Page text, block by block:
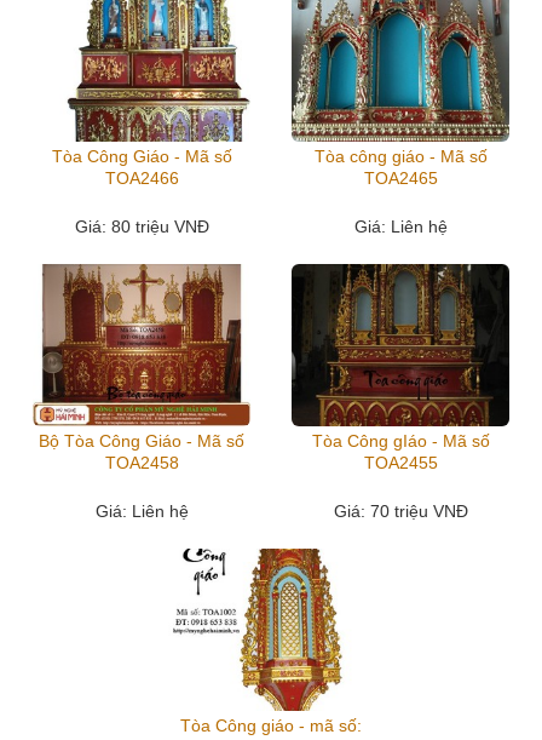
Tòa Công Giáo - Mã số
TOA2466
Giá: 80 triệu VNĐ
Tòa công giáo - Mã số
TOA2465
Giá: Liên hệ
Bộ Tòa Công Giáo - Mã số
TOA2458
Giá: Liên hệ
Tòa Công gIáo - Mã số
TOA2455
Giá: 70 triệu VNĐ
Tòa Công giáo - mã số: